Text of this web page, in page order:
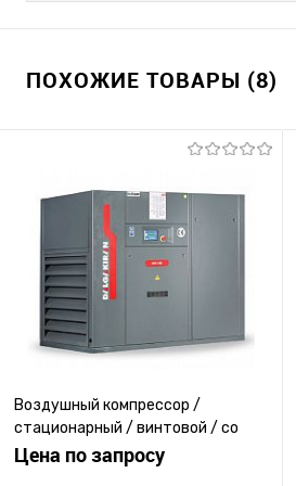
ПОХОЖИЕ ТОВАРЫ (8)
Воздушный компрессор /
стационарный / винтовой / со
смазкой
Цена по запросу